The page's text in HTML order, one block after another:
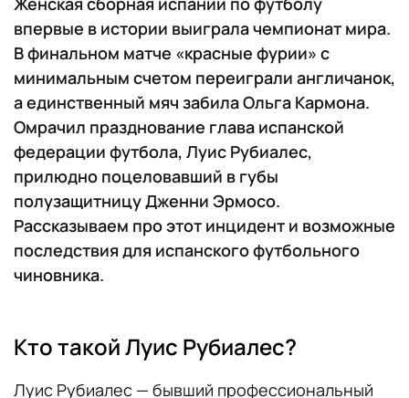
впервые в истории выиграла чемпионат мира.
В финальном матче «красные фурии» с
минимальным счетом переиграли англичанок,
а единственный мяч забила Ольга Кармона.
Омрачил празднование глава испанской
федерации футбола, Луис Рубиалес,
прилюдно поцеловавший в губы
полузащитницу Дженни Эрмосо.
Рассказываем про этот инцидент и возможные
последствия для испанского футбольного
чиновника.
Кто такой Луис Рубиалес?
Луис Рубиалес — бывший профессиональный